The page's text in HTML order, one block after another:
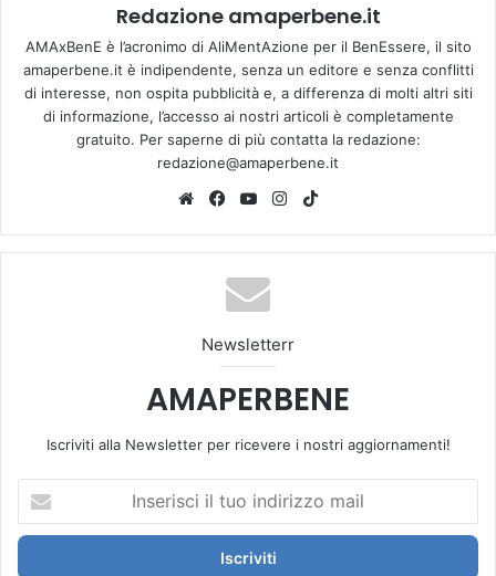
Redazione amaperbene.it
AMAxBenE è l’acronimo di AliMentAzione per il BenEssere, il sito
amaperbene.it è indipendente, senza un editore e senza conflitti
di interesse, non ospita pubblicità e, a differenza di molti altri siti
di informazione, l’accesso ai nostri articoli è completamente
gratuito. Per saperne di più contatta la redazione:
redazione@amaperbene.it
We
te
Fa
bo
ok
Yo
Tu
be
Ins
ra
k
Newsletterr
AMAPERBENE
Iscriviti alla Newsletter per ricevere i nostri aggiornamenti!
s